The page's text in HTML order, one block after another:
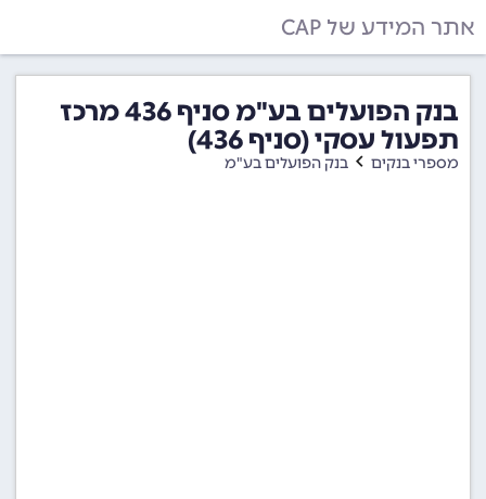
אתר המידע של CAP
בנק הפועלים בע"מ סניף 436 מרכז
תפעול עסקי (סניף 436)
מספרי בנקים בנק הפועלים בע"מ